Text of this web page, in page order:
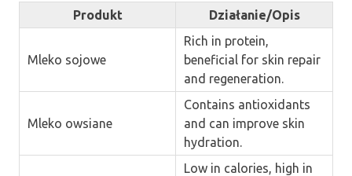
Produkt Działanie/Opis
Mleko sojowe
Rich in protein,
beneficial for skin repair
and regeneration.
Mleko owsiane
Contains antioxidants
and can improve skin
hydration.
Low in calories, high in